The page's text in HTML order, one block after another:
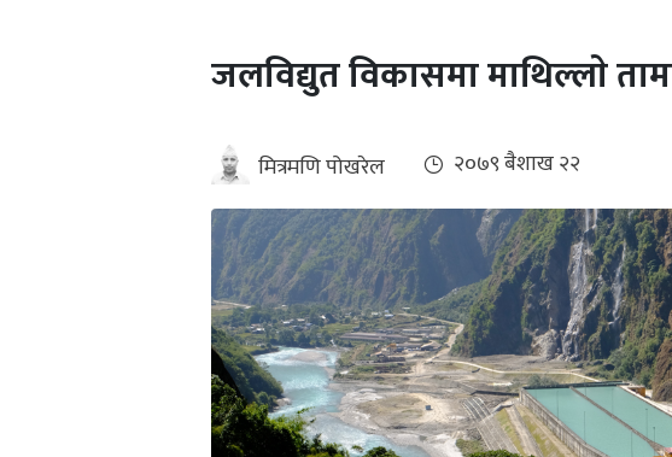
जलविद्युत विकासमा माथिल्लाे
मित्रमणि पोखरेल २०७९ ब‌ैशाख २२